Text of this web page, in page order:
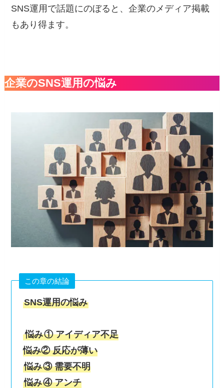
SNS運用で話題にのぼると、企業のメディア掲載
もあり得ます。
企業のSNS運用の悩み
この章の結論
SNS運用の悩み
悩み① アイディア不足
悩み② 反応が薄い
悩み③ 需要不明
悩み④ アンチ